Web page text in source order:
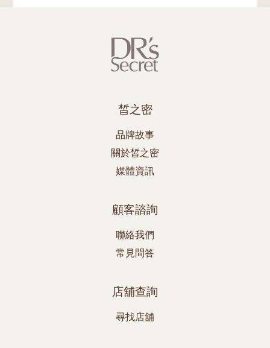
皙之密
品牌故事
關於皙之密
媒體資訊
顧客諮詢
聯絡我們
常見問答
店舖查詢
尋找店舖